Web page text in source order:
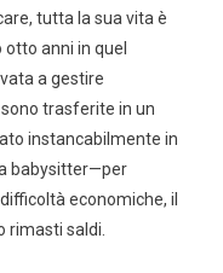
tutta la sua vita è
anni in quel
a gestire
trasferite in un
instancabilmente in
babysitter—per
economiche, il
rimasti saldi.